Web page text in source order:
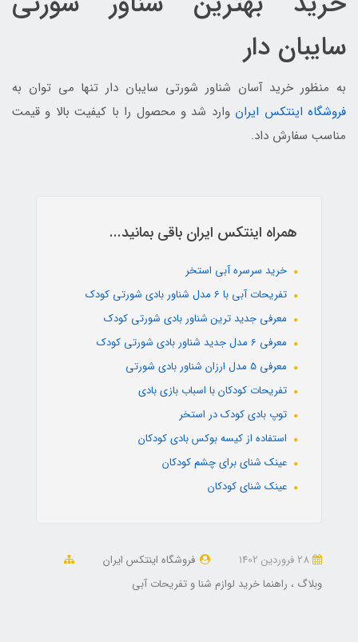
سایبان دار
به منظور خرید آسان شناور شورتی سایبان دار تنها می توان به
فروشگاه اینتکس ایران وارد شد و محصول را با کیفیت بالا و قیمت
مناسب سفارش داد.
همراه اینتکس ایران باقی بمانید...
خرید سرسره آبی استخر
تفریحات آبی با 6 مدل شناور بادی شورتی کودک
معرفی جدید ترین شناور بادی شورتی کودک
معرفی 6 مدل جدید شناور بادی شورتی کودک
معرفی 5 مدل ارزان شناور بادی شورتی
تفریحات کودکان با اسباب بازی بادی
توپ بادی کودک در استخر
استفاده از کیسه بوکس بادی کودکان
عینک شنای برای چشم کودکان
عینک شنای کودکان
فروشگاه اینتکس ایران
وبلاگ
راهنما خرید لوازم شنا و تفریحات آبی